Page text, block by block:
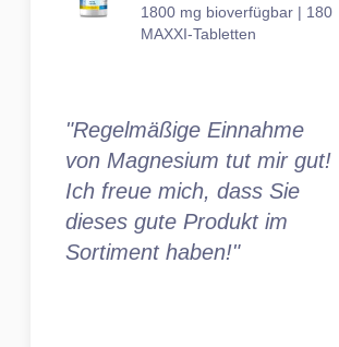
1800 mg bioverfügbar | 180
MAXXI-Tabletten
"Regelmäßige Einnahme
von Magnesium tut mir gut!
Ich freue mich, dass Sie
dieses gute Produkt im
Sortiment haben!"